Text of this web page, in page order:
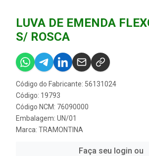
LUVA DE EMENDA
S/ ROSCA
Código do Fabricante: 56131024
Código: 19793
Código NCM: 76090000
Embalagem: UN/01
Marca: TRAMONTINA
Faça seu login ou